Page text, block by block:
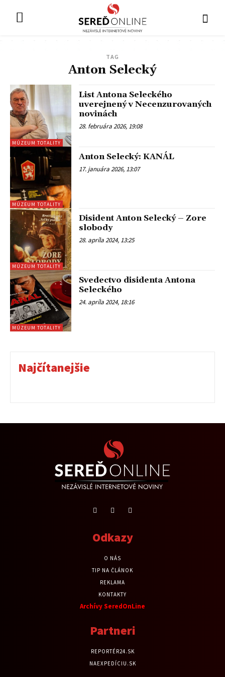
TAG
Anton Selecký
MÚZEUM TOTALITY
List Antona Seleckého
uverejnený v Necenzurovaných
novinách
28. februára 2026, 19:08
MÚZEUM TOTALITY
Anton Selecký: KANÁL
17. januára 2026, 13:07
MÚZEUM TOTALITY
Disident Anton Selecký – Zore
slobody
28. apríla 2024, 13:25
MÚZEUM TOTALITY
Svedectvo disidenta Antona
Seleckého
24. apríla 2024, 18:16
Najčítanejšie
Odkazy
O NÁS
TIP NA ČLÁNOK
REKLAMA
KONTAKTY
Archívy SeredOnLine
Partneri
REPORTÉR24.SK
NAEXPEDÍCIU.SK